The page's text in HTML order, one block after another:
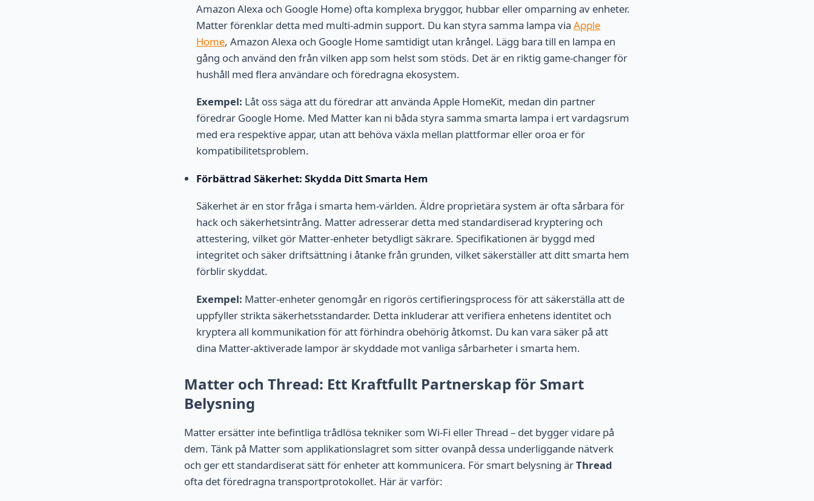
Amazon Alexa och Google Home) ofta komplexa bryggor, hubbar eller omparning av enheter.
Matter förenklar detta med multi-admin support. Du kan styra samma lampa via Apple
Home, Amazon Alexa och Google Home samtidigt utan krångel. Lägg bara till en lampa en
gång och använd den från vilken app som helst som stöds. Det är en riktig game-changer för
hushåll med flera användare och föredragna ekosystem.
Exempel: Låt oss säga att du föredrar att använda Apple HomeKit, medan din partner
föredrar Google Home. Med Matter kan ni båda styra samma smarta lampa i ert vardagsrum
med era respektive appar, utan att behöva växla mellan plattformar eller oroa er för
kompatibilitetsproblem.
Förbättrad Säkerhet: Skydda Ditt Smarta Hem
Säkerhet är en stor fråga i smarta hem-världen. Äldre proprietära system är ofta sårbara för
hack och säkerhetsintrång. Matter adresserar detta med standardiserad kryptering och
attestering, vilket gör Matter-enheter betydligt säkrare. Specifikationen är byggd med
integritet och säker driftsättning i åtanke från grunden, vilket säkerställer att ditt smarta hem
förblir skyddat.
Exempel: Matter-enheter genomgår en rigorös certifieringsprocess för att säkerställa att de
uppfyller strikta säkerhetsstandarder. Detta inkluderar att verifiera enhetens identitet och
kryptera all kommunikation för att förhindra obehörig åtkomst. Du kan vara säker på att
dina Matter-aktiverade lampor är skyddade mot vanliga sårbarheter i smarta hem.
Matter och Thread: Ett Kraftfullt Partnerskap för Smart
Belysning
Matter ersätter inte befintliga trådlösa tekniker som Wi-Fi eller Thread – det bygger vidare på
dem. Tänk på Matter som applikationslagret som sitter ovanpå dessa underliggande nätverk
och ger ett standardiserat sätt för enheter att kommunicera. För smart belysning ärThread
ofta det föredragna transportprotokollet. Här är varför: